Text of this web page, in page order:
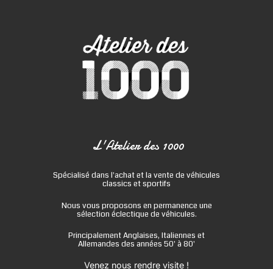
L'Atelier des 1000
Spécialisé dans l'achat et la vente de véhicules
classics et sportifs
Nous vous proposons en permanence une
sélection éclectique de véhicules.
Principalement Anglaises, Italiennes et
Allemandes des années 50' à 80'
Venez nous rendre visite !